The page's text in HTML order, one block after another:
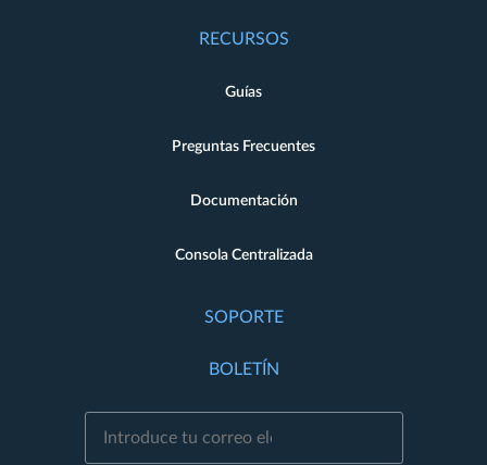
RECURSOS
Guías
Preguntas Frecuentes
Documentación
Consola Centralizada
SOPORTE
BOLETÍN